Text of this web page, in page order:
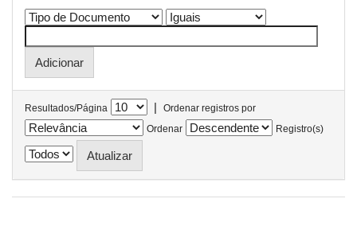
Resultados/Página |
Ordenar registros por
Ordenar
Registro(s)